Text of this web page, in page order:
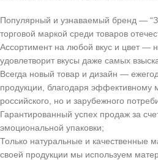
Популярный и узнаваемый бренд —
торговой маркой среди товаров
Ассортимент на любой вкус и цвет —
удовлетворит вкусы даже самых
Всегда новый товар и дизайн —
продукции, благодаря эффективному
российского, но и зарубежного
Гарантированный успех продаж за
эмоциональной упаковки;
Только натуральные и качественные
своей продукции мы используем